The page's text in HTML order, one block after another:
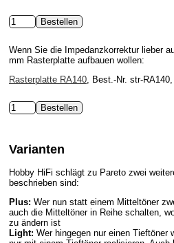
Wenn Sie die Impedanzkorrektur lieber
mm Rasterplatte aufbauen wollen:
Rasterplatte RA140, Best.-Nr. str-
Varianten
Hobby HiFi schlägt zu Pareto zwei
beschrieben sind:
Plus: Wer nun statt einem Mitteltöner
auch die Mitteltöner in Reihe schalten,
zu ändern ist
Light: Wer hingegen nur einen